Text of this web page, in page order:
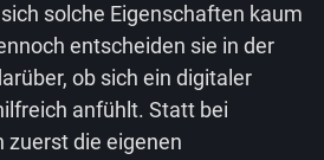
solche Eigenschaften kaum
entscheiden sie in der
ob sich ein digitaler
anfühlt. Statt bei
zuerst die eigenen